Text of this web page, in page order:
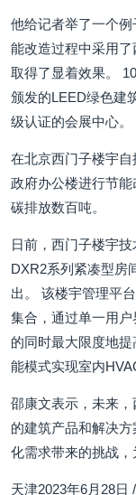
他给记者举了一个
能改造过程中采用了
取得了显着效果。
颁发的LEED绿色建
级认证的会展中心。
在北京西门子楼宇
政府办公楼进行节
碳排放数百吨。
日前，西门子楼宇
DXR2系列紧凑型房
出。 该楼宇管理平
集合，通过单一用
的同时最大限度地
能模式实现室内
邵康文表示，未来
的建筑产品和解决
化需求带来的挑战，
天津2023年6月28日